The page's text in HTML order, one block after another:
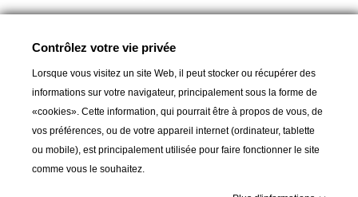
Ajouter au panier
Contrôlez votre vie privée
Lorsque vous visitez un site Web, il peut stocker ou récupérer des
informations sur votre navigateur, principalement sous la forme de
«cookies». Cette information, qui pourrait être à propos de vous, de
vos préférences, ou de votre appareil internet (ordinateur, tablette
ou mobile), est principalement utilisée pour faire fonctionner le site
comme vous le souhaitez.